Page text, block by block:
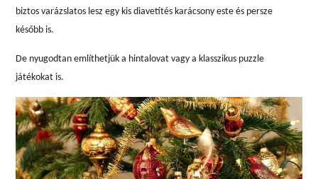
biztos varázslatos lesz egy kis diavetítés karácsony este és persze
később is.
De nyugodtan említhetjük a hintalovat vagy a klasszikus puzzle
játékokat is.